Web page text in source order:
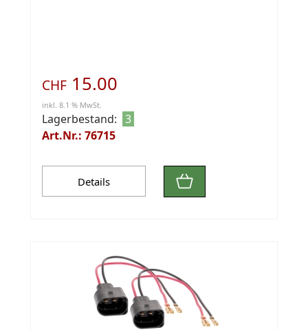
CHF 15.00
inkl. 8.1 % MwSt.
Lagerbestand: 3
Art.Nr.: 76715
Details